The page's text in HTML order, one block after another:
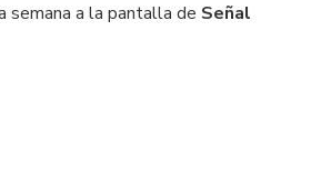
semana a la pantalla de Señal